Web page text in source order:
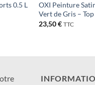
0.5 L
OXI Peinture
Vert de Gris –
23,50€ TTC